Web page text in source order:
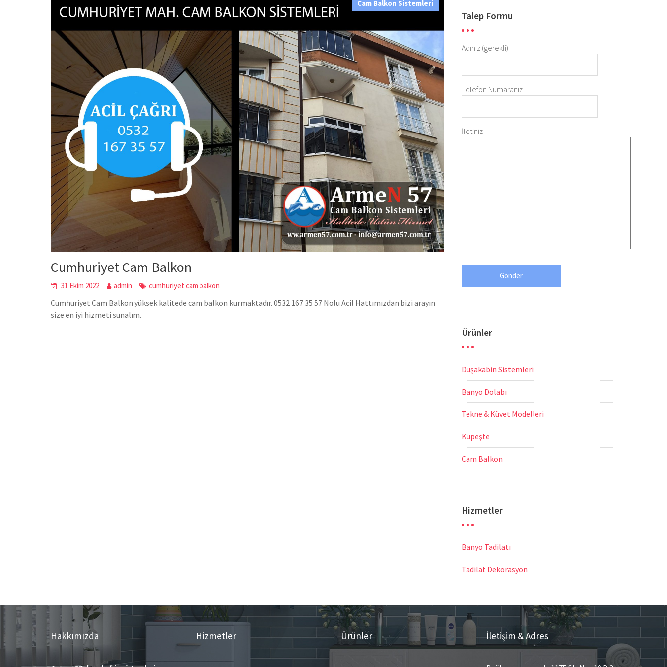
Cam Balkon Sistemleri
Cumhuriyet Cam Balkon
31 Ekim 2022 admin cumhuriyet cam balkon
Cumhuriyet Cam Balkon yüksek kalitede cam balkon kurmaktadır. 0532 167 35 57 Nolu Acil Hattımızdan bizi arayın
size en iyi hizmeti sunalım.
Talep Formu
Adınız (gerekli)
Telefon Numaranız
İletiniz
Ürünler
Duşakabin Sistemleri
Banyo Dolabı
Tekne & Küvet Modelleri
Küpeşte
Cam Balkon
Hizmetler
Banyo Tadilatı
Tadilat Dekorasyon
Hakkımızda Hizmetler Ürünler İletişim & Adres